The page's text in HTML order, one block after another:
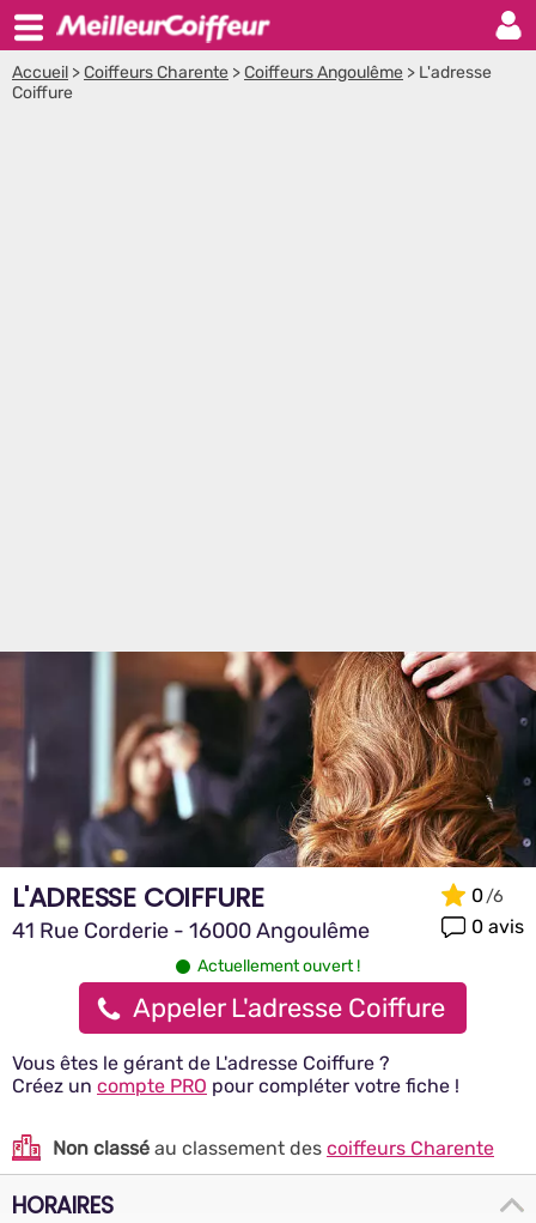
Accueil >Coiffeurs Charente >Coiffeurs Angoulême > L'adresse
Coiffure
L'ADRESSE COIFFURE
41 Rue Corderie - 16000 Angoulême
0
0 avis
Actuellement ouvert !
Appeler L'adresse Coiffure
Vous êtes le gérant de L'adresse Coiffure ?
Créez un compte PRO pour compléter votre fiche !
Non classé au classement des coiffeurs Charente
HORAIRES